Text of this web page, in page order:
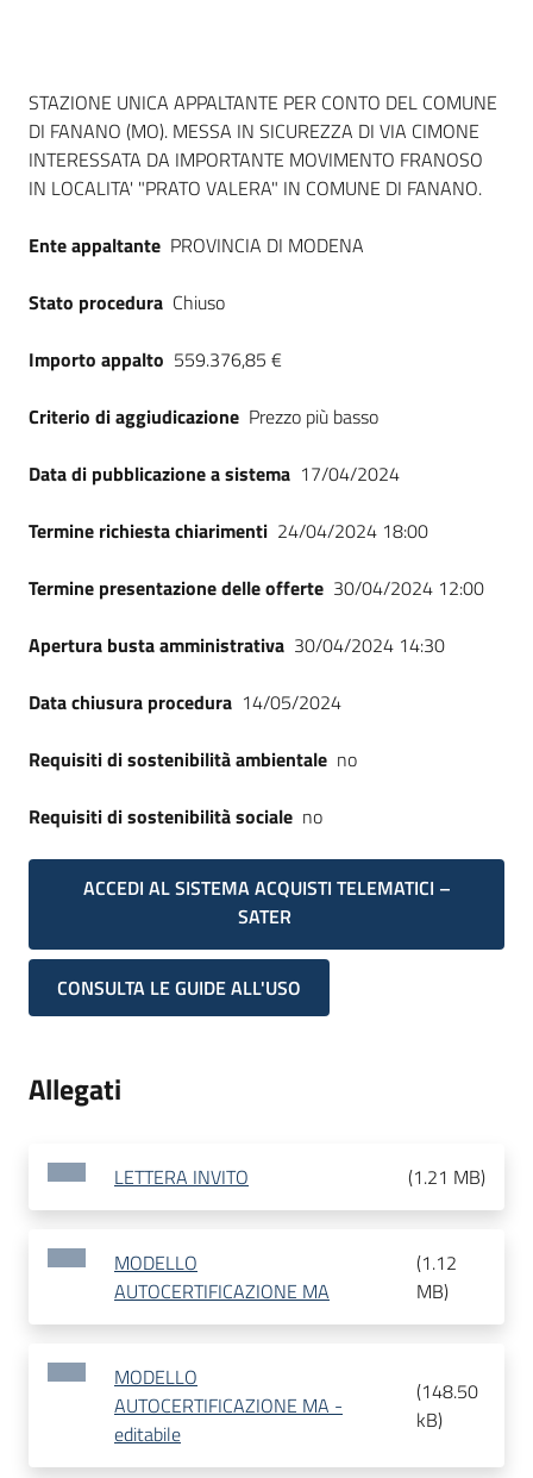
telematiche
English
Seguici
Dati del bando
STAZIONE UNICA APPALTANTE PER CONTO DEL COMUNE
DI FANANO (MO). MESSA IN SICUREZZA DI VIA CIMONE
INTERESSATA DA IMPORTANTE MOVIMENTO FRANOSO
IN LOCALITA' "PRATO VALERA" IN COMUNE DI FANANO.
Ente appaltante PROVINCIA DI MODENA
Stato procedura Chiuso
Importo appalto 559.376,85 €
Criterio di aggiudicazione Prezzo più basso
Data di pubblicazione a sistema 17/04/2024
Termine richiesta chiarimenti 24/04/2024 18:00
Termine presentazione delle offerte 30/04/2024 12:00
Apertura busta amministrativa 30/04/2024 14:30
Data chiusura procedura 14/05/2024
Requisiti di sostenibilità ambientale no
Requisiti di sostenibilità sociale no
ACCEDI AL SISTEMA ACQUISTI TELEMATICI –
SATER
CONSULTA LE GUIDE ALL'USO
Allegati
LETTERA INVITO (1.21 MB)
MODELLO
AUTOCERTIFICAZIONE MA
(1.12
MB)
MODELLO
AUTOCERTIFICAZIONE MA -
editabile
(148.50
kB)